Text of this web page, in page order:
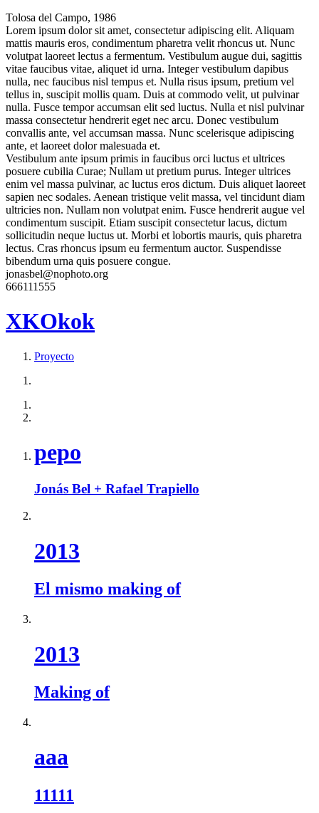
Tolosa del Campo, 1986
Lorem ipsum dolor sit amet, consectetur adipiscing elit. Aliquam
mattis mauris eros, condimentum pharetra velit rhoncus ut. Nunc
volutpat laoreet lectus a fermentum. Vestibulum augue dui, sagittis
vitae faucibus vitae, aliquet id urna. Integer vestibulum dapibus
nulla, nec faucibus nisl tempus et. Nulla risus ipsum, pretium vel
tellus in, suscipit mollis quam. Duis at commodo velit, ut pulvinar
nulla. Fusce tempor accumsan elit sed luctus. Nulla et nisl pulvinar
massa consectetur hendrerit eget nec arcu. Donec vestibulum
convallis ante, vel accumsan massa. Nunc scelerisque adipiscing
ante, et laoreet dolor malesuada et.
Vestibulum ante ipsum primis in faucibus orci luctus et ultrices
posuere cubilia Curae; Nullam ut pretium purus. Integer ultrices
enim vel massa pulvinar, ac luctus eros dictum. Duis aliquet laoreet
sapien nec sodales. Aenean tristique velit massa, vel tincidunt diam
ultricies non. Nullam non volutpat enim. Fusce hendrerit augue vel
condimentum suscipit. Etiam suscipit consectetur lacus, dictum
sollicitudin neque luctus ut. Morbi et lobortis mauris, quis pharetra
lectus. Cras rhoncus ipsum eu fermentum auctor. Suspendisse
bibendum urna quis posuere congue.
jonasbel@nophoto.org
666111555
XKOkok
Proyecto
pepo
Jonás Bel + Rafael Trapiello
2013
El mismo making of
2013
Making of
aaa
11111